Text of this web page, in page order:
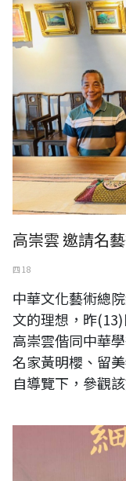
高崇雲 邀請名
四 18
中華文化藝術總
文的理想，昨
高崇雲偕同中華
名家黃明櫻、留
自導覽下，參觀
黃媽慶木雕畫展一細雕之